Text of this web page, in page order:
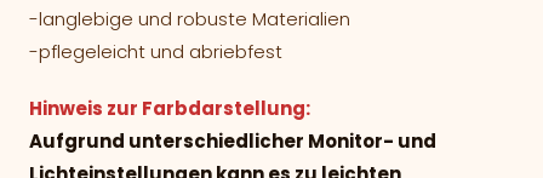
-langlebige und robuste Materialien
-pflegeleicht und abriebfest
Hinweis zur Farbdarstellung:
Aufgrund unterschiedlicher Monitor- und